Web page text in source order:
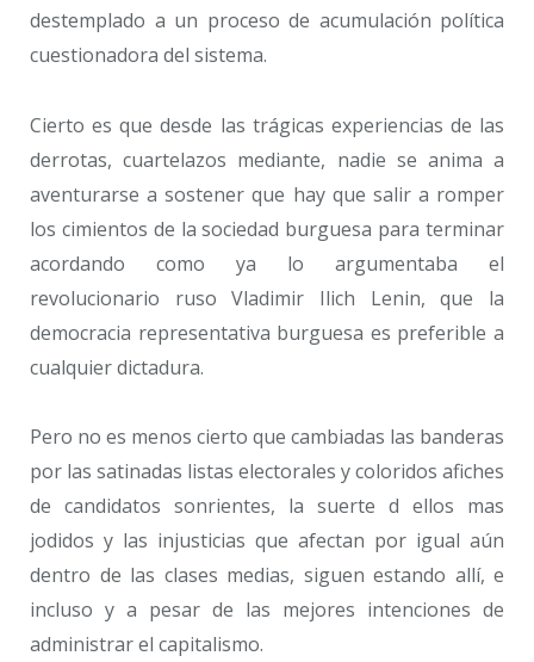
destemplado a un proceso de acumulación política
cuestionadora del sistema.
Cierto es que desde las trágicas experiencias de las
derrotas, cuartelazos mediante, nadie se anima a
aventurarse a sostener que hay que salir a romper
los cimientos de la sociedad burguesa para terminar
acordando como ya lo argumentaba el
revolucionario ruso Vladimir Ilich Lenin, que la
democracia representativa burguesa es preferible a
cualquier dictadura.
Pero no es menos cierto que cambiadas las banderas
por las satinadas listas electorales y coloridos afiches
de candidatos sonrientes, la suerte d ellos mas
jodidos y las injusticias que afectan por igual aún
dentro de las clases medias, siguen estando allí, e
incluso y a pesar de las mejores intenciones de
administrar el capitalismo.